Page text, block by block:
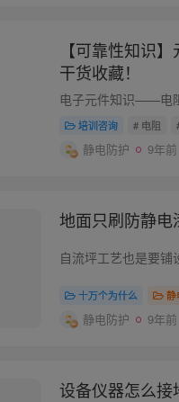
【可靠性知识
干货收藏！
培训咨询 # 电阻
静电防护 9年前
地面只刷防静电
自流坪工艺也是要铺
十万个为什么 静
静电防护 9年前
设备仪器怎么接